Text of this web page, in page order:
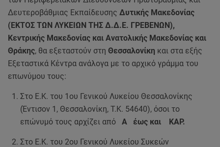
Δευτεροβάθμιας Εκπαίδευσης Δυτικής Μακεδονίας
(ΕΚΤΟΣ ΤΩΝ ΛΥΚΕΙΩΝ ΤΗΣ Δ.Δ.Ε. ΓΡΕΒΕΝΩΝ),
Κεντρικής Μακεδονίας και Ανατολικής Μακεδονίας και
Θράκης, θα εξεταστούν στη Θεσσαλονίκη και στα εξής
Εξεταστικά Κέντρα ανάλογα με το αρχικό γράμμα του
επωνύμου τους:
Στο Ε.Κ. του 1ου Γενικού Λυκείου Θεσσαλονίκης
(Έντισον 1, Θεσσαλονίκη, Τ.Κ. 54640), όσοι το
επώνυμό τους αρχίζει από
Α έως και ΚΑΡ.
Στο Ε.Κ. του 2ου Γενικού Λυκείου Συκεών